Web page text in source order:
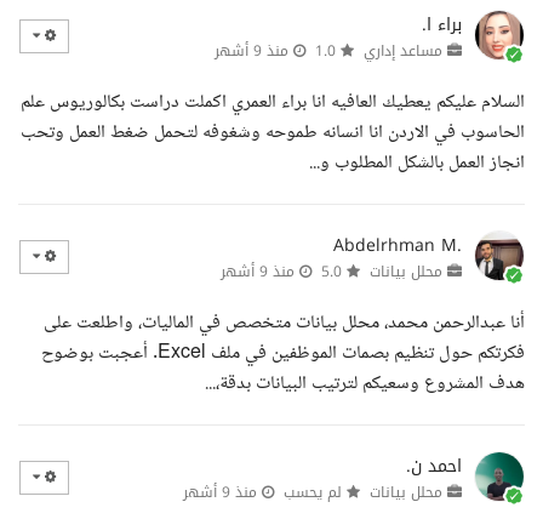
براء ا.
مساعد إداري منذ 9 أشهر
السلام عليكم يعطيك العافيه انا براء العمري اكملت دراست بكالوريوس علم
الحاسوب في الاردن انا انسانه طموحه وشغوفه لتحمل ضغط العمل وتحب
انجاز العمل بالشكل المطلوب و...
Abdelrhman M.
محلل بيانات منذ 9 أشهر
أنا عبدالرحمن محمد، محلل بيانات متخصص في الماليات، واطلعت على
فكرتكم حول تنظيم بصمات الموظفين في ملف Excel. أعجبت بوضوح
هدف المشروع وسعيكم لترتيب البيانات بدقة،...
احمد ن.
محلل بيانات لم يحسب منذ 9 أشهر